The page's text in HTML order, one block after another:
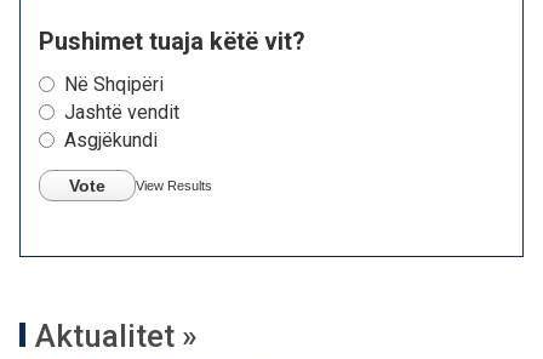
Pushimet tuaja këtë vit?
Në Shqipëri
Jashtë vendit
Asgjëkundi
Vote View Results
Aktualitet »